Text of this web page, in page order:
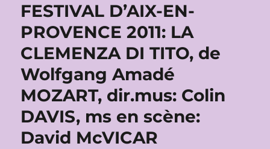
FESTIVAL D’AIX-EN-
PROVENCE 2011: LA
CLEMENZA DI TITO, de
Wolfgang Amadé
MOZART, dir.mus: Colin
DAVIS, ms en scène:
David McVICAR